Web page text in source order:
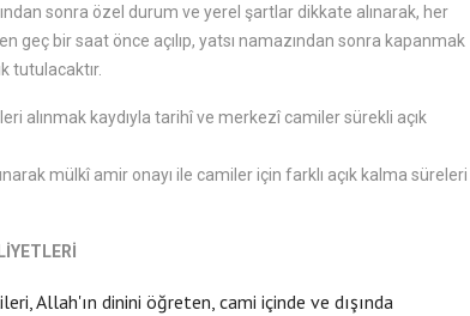
sonra özel durum ve yerel şartlar dikkate alınarak, her
geç bir saat önce açılıp, yatsı namazından sonra kapanmak
tutulacaktır.
alınmak kaydıyla tarihî ve merkezî camiler sürekli açık
mülkî amir onayı ile camiler için farklı açık kalma süreleri
Allah'ın dinini öğreten, cami içinde ve dışında